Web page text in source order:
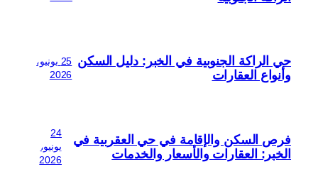
حي الراكة الجنوبية في الخبر: دليل السكن
وأنواع العقارات
25 يونيو،
2026
فرص السكن والإقامة في حي العقربية في
الخبر: العقارات والأسعار والخدمات
24
يونيو،
2026